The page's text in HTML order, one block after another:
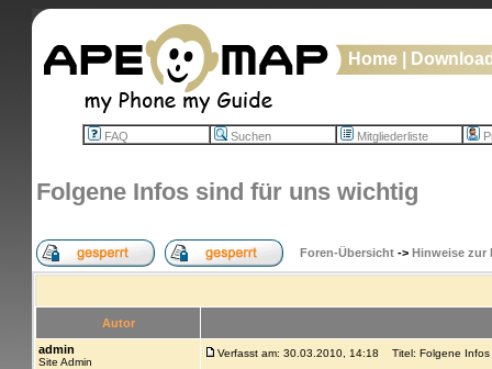
Home
FAQ Suchen Mitgliederliste
Folgene Infos sind für uns wichtig
Foren-Übersicht -> Hinweise zur
Autor
admin
Site Admin
Verfasst am: 30.03.2010, 14:18 Titel: Folgene Infos